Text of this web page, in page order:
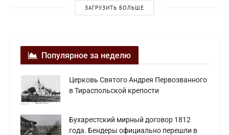
ЗАГРУЗИТЬ БОЛЬШЕ
Популярное за неделю
Церковь Святого Андрея Первозванного
в Тираспольской крепости
Бухарестский мирный договор 1812
года. Бендеры официально перешли в